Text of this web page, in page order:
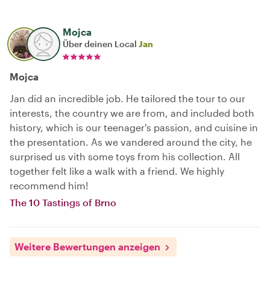
Mojca
Über deinen Local Jan
Mojca
Jan did an incredible job. He tailored the tour to our
interests, the country we are from, and included both
history, which is our teenager's passion, and cuisine in
the presentation. As we vandered around the city, he
surprised us vith some toys from his collection. All
together felt like a walk with a friend. We highly
recommend him!
The 10 Tastings of Brno
Weitere Bewertungen anzeigen